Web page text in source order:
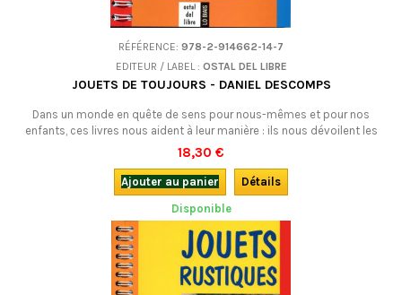
RÉFÉRENCE: 978-2-914662-14-7
EDITEUR / LABEL : OSTAL DEL LIBRE
JOUETS DE TOUJOURS - DANIEL DESCOMPS
Dans un monde en quête de sens pour nous-mêmes et pour nos
enfants, ces livres nous aident à leur manière : ils nous dévoilent les
traces d’une humanité très ancienne, celle qui conçut ces jouets de
toujours...Pour tous les jeunes, grands-parents compris, quatre-vint six
nouveaux jouets à fabriquer soi-même et en famille, avec trois fois
rien... et de...
18,30 €
Ajouter au panier
Détails
Disponible